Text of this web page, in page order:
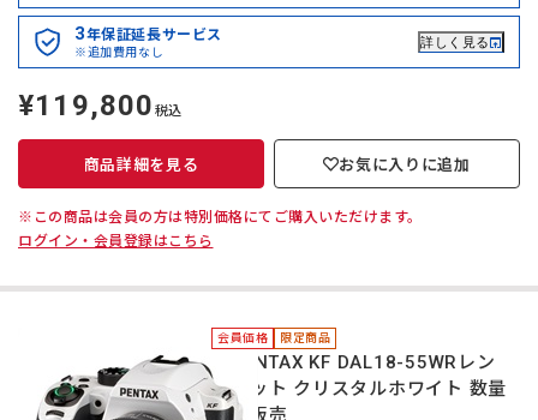
3年保証延長サービス
※追加費用なし
詳しく見る
定
価
¥119,800 税込
商品詳細を見る お気に入りに追加
※この商品は会員の方は特別価格にてご購入いただけます。
ログイン・会員登録はこちら
会員価格 限定商品
＊PENTAX KF DAL18-55WRレン
ズキット クリスタルホワイト 数量
限定販売